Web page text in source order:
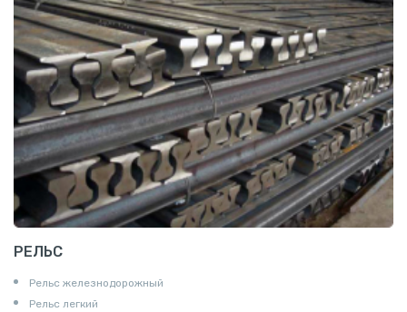
РЕЛЬС
Рельс железнодорожный
Рельс легкий